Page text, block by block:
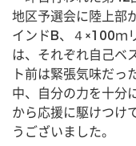
地区予選会に陸上部
インドB、４×100ｍ
は、それぞれ自己ベ
ト前は緊張気味だっ
中、自分の力を十分
から応援に駆けつけ
うございました。